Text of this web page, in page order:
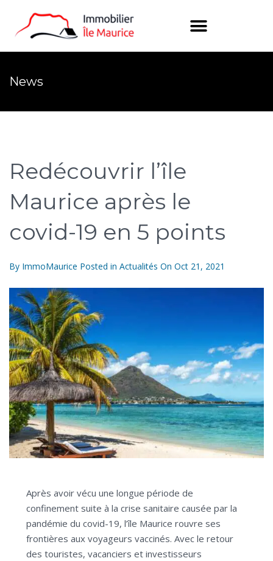
News
Redécouvrir l’île
Maurice après le
covid-19 en 5 points
By ImmoMaurice Posted in Actualités On Oct 21, 2021
Après avoir vécu une longue période de
confinement suite à la crise sanitaire causée par la
pandémie du covid-19, l’île Maurice rouvre ses
frontières aux voyageurs vaccinés. Avec le retour
des touristes, vacanciers et investisseurs